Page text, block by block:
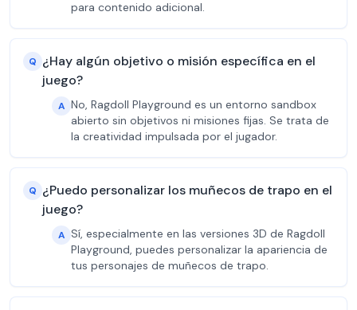
para contenido adicional.
Q ¿Hay algún objetivo o misión específica en el
juego?
A No, Ragdoll Playground es un entorno sandbox
abierto sin objetivos ni misiones fijas. Se trata de
la creatividad impulsada por el jugador.
Q ¿Puedo personalizar los muñecos de trapo en el
juego?
A Sí, especialmente en las versiones 3D de Ragdoll
Playground, puedes personalizar la apariencia de
tus personajes de muñecos de trapo.